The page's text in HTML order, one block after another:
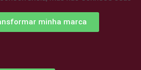
minha marca